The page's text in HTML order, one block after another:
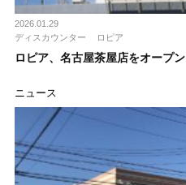
2026.01.29
ディスカウンター
ロピア
ロピア、名古屋茶屋店をオープン
ニュース